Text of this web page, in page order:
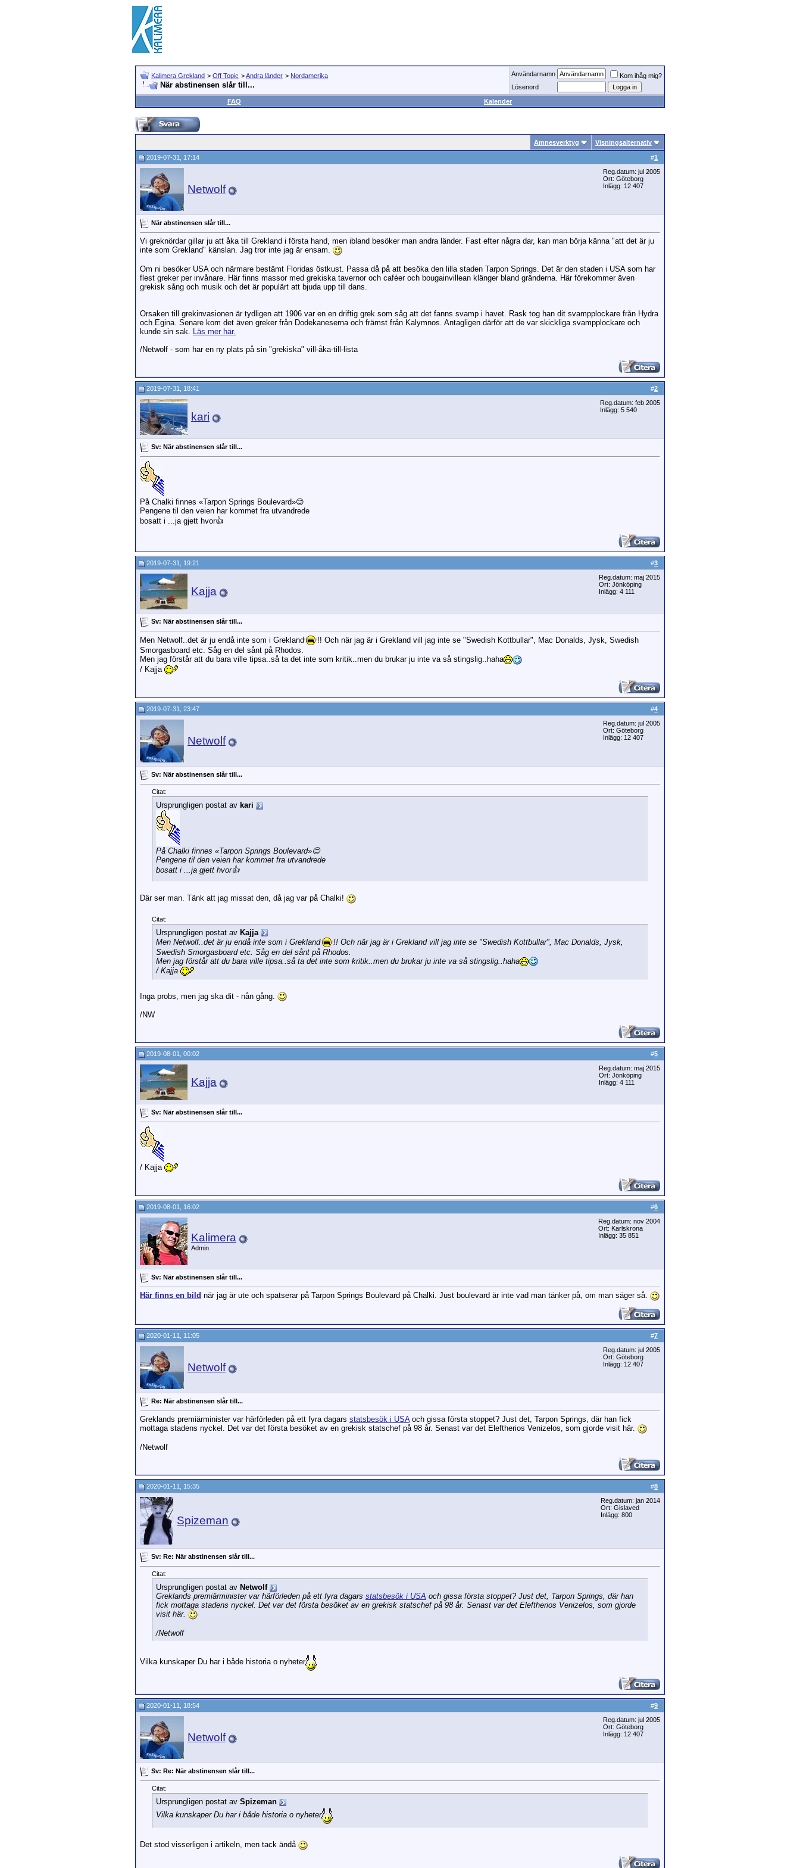
Kalimera Grekland > Off Topic >Andra länder > Nordamerika
När abstinensen slår till...
Användarnamn
Kom ihåg mig?
Lösenord
FAQ
Kalender
Ämnesverktyg Visningsalternativ
#1
2019-07-31, 17:14
Netwolf
Reg.datum: jul 2005
Ort: Göteborg
Inlägg: 12 407
När abstinensen slår till...
Vi greknördar gillar ju att åka till Grekland i första hand, men ibland besöker man andra länder. Fast efter några dar, kan man börja känna "att det är ju
inte som Grekland" känslan. Jag tror inte jag är ensam.
Om ni besöker USA och närmare bestämt Floridas östkust. Passa då på att besöka den lilla staden Tarpon Springs. Det är den staden i USA som har
flest greker per invånare. Här finns massor med grekiska tavernor och caféer och bougainvillean klänger bland gränderna. Här förekommer även
grekisk sång och musik och det är populärt att bjuda upp till dans.
Orsaken till grekinvasionen är tydligen att 1906 var en en driftig grek som såg att det fanns svamp i havet. Rask tog han dit svampplockare från Hydra
och Egina. Senare kom det även greker från Dodekaneserna och främst från Kalymnos. Antagligen därför att de var skickliga svampplockare och
kunde sin sak.
Läs mer här.
/Netwolf - som har en ny plats på sin "grekiska" vill-åka-till-lista
#2
2019-07-31, 18:41
kari
Reg.datum: feb 2005
Inlägg: 5 540
Sv: När abstinensen slår till...
På Chalki finnes «Tarpon Springs Boulevard»😊
Pengene til den veien har kommet fra utvandrede
bosatt i ...ja gjett hvor👍
#3
2019-07-31, 19:21
Kajja
Reg.datum: maj 2015
Ort: Jönköping
Inlägg: 4 111
Sv: När abstinensen slår till...
Men Netwolf..det är ju endå inte som i Grekland
!! Och när jag är i Grekland vill jag inte se "Swedish Kottbullar", Mac Donalds, Jysk, Swedish
Smorgasboard etc. Såg en del sånt på Rhodos.
Men jag förstår att du bara ville tipsa..så ta det inte som kritik..men du brukar ju inte va så stingslig..haha
/ Kajja
#4
2019-07-31, 23:47
Netwolf
Reg.datum: jul 2005
Ort: Göteborg
Inlägg: 12 407
Sv: När abstinensen slår till...
Citat:
Ursprungligen postat av kari
På Chalki finnes «Tarpon Springs Boulevard»😊
Pengene til den veien har kommet fra utvandrede
bosatt i ...ja gjett hvor👍
Där ser man. Tänk att jag missat den, då jag var på Chalki!
Citat:
Ursprungligen postat av Kajja
Men Netwolf..det är ju endå inte som i Grekland
!! Och när jag är i Grekland vill jag inte se "Swedish Kottbullar", Mac Donalds, Jysk,
Swedish Smorgasboard etc. Såg en del sånt på Rhodos.
Men jag förstår att du bara ville tipsa..så ta det inte som kritik..men du brukar ju inte va så stingslig..haha
/ Kajja
Inga probs, men jag ska dit - nån gång.
/NW
#5
2019-08-01, 00:02
Kajja
Reg.datum: maj 2015
Ort: Jönköping
Inlägg: 4 111
Sv: När abstinensen slår till...
/ Kajja
#6
2019-08-01, 16:02
Kalimera
Admin
Reg.datum: nov 2004
Ort: Karlskrona
Inlägg: 35 851
Sv: När abstinensen slår till...
Här finns en bild när jag är ute och spatserar på Tarpon Springs Boulevard på Chalki. Just boulevard är inte vad man tänker på, om man säger så.
#7
2020-01-11, 11:05
Netwolf
Reg.datum: jul 2005
Ort: Göteborg
Inlägg: 12 407
Re: När abstinensen slår till...
Greklands premiärminister var härförleden på ett fyra dagars statsbesök i USAoch gissa första stoppet? Just det, Tarpon Springs, där han fick
mottaga stadens nyckel. Det var det första besöket av en grekisk statschef på 98 år. Senast var det Eleftherios Venizelos, som gjorde visit här.
/Netwolf
#8
2020-01-11, 15:35
Spizeman
Reg.datum: jan 2014
Ort: Gislaved
Inlägg: 800
Sv: Re: När abstinensen slår till...
Citat:
Ursprungligen postat av Netwolf
Greklands premiärminister var härförleden på ett fyra dagars statsbesök i USA och gissa första stoppet? Just det, Tarpon Springs, där han
fick mottaga stadens nyckel. Det var det första besöket av en grekisk statschef på 98 år. Senast var det Eleftherios Venizelos, som gjorde
visit här.
/Netwolf
Vilka kunskaper Du har i både historia o nyheter
#9
2020-01-11, 18:54
Netwolf
Reg.datum: jul 2005
Ort: Göteborg
Inlägg: 12 407
Sv: Re: När abstinensen slår till...
Citat:
Ursprungligen postat av Spizeman
Vilka kunskaper Du har i både historia o nyheter
Det stod visserligen i artikeln, men tack ändå